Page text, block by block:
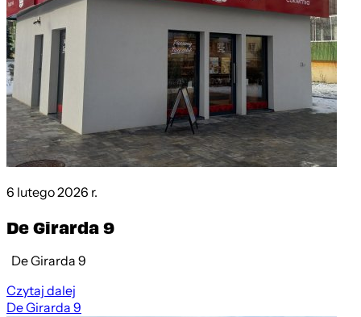
6 lutego 2026 r.
De Girarda 9
De Girarda 9
Czytaj dalej
De Girarda 9